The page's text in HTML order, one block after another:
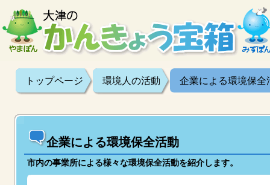
トップページ 環境人の活動 企業による環境保全
企業による環境保全活動
市内の事業所による様々な環境保全活動を紹介します。